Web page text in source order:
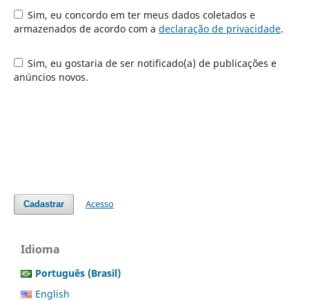
Sim, eu concordo em ter meus dados coletados e
armazenados de acordo com a declaração de privacidade.
Sim, eu gostaria de ser notificado(a) de publicações e
anúncios novos.
Cadastrar Acesso
Idioma
Português (Brasil)
English